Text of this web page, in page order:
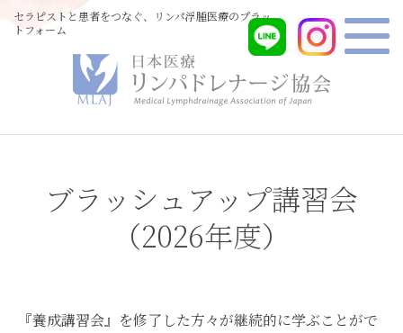
セラピストと患者をつなぐ、リンパ浮腫医療のプラッ
トフォーム
ブラッシュアップ講習会
（2026年度）
『養成講習会』を修了した方々が継続的に学ぶことがで